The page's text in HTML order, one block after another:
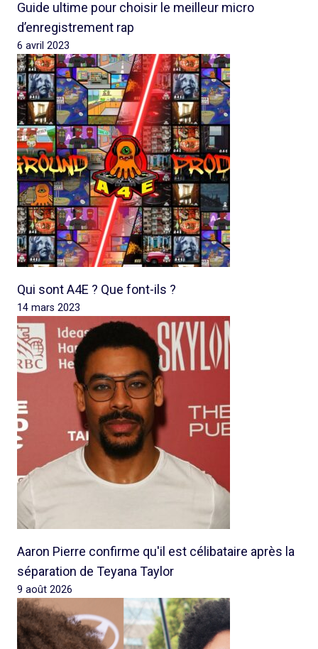
Guide ultime pour choisir le meilleur micro
d’enregistrement rap
6 avril 2023
Qui sont A4E ? Que font-ils ?
14 mars 2023
Aaron Pierre confirme qu'il est célibataire après la
séparation de Teyana Taylor
9 août 2026